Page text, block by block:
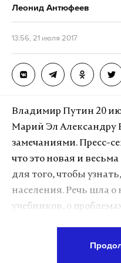
Los Angeles Times
удалить твит, и та
Но другие
историю и вышли на ее
дорогостоящее
Леонид Антюфеев
13:56, 21 июля 2017
Владимир Путин 20
Марий Эл Александру
замечаниями. Пресс-
что это новая и
для того, чтобы
населения. Речь шла
учебников, о